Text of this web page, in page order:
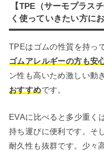
【TPE（サーモプラス
く使っていきたい方に
TPEはゴムの性質を持っ
ゴムアレルギーの方も安
ン性も高いため激しい動
おすすめです。
EVAに比べると多少重く
持ち運びに便利です。そ
耐久性も抜群です。少々